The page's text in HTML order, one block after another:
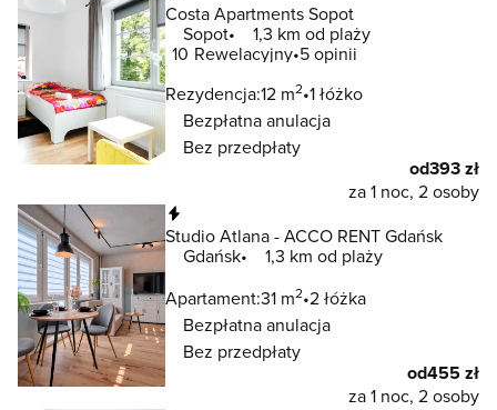
Costa Apartments Sopot
Sopot
1,3 km od plaży
10 Rewelacyjny 5 opinii
Rezydencja:12 m2 1 łóżko
Bezpłatna anulacja
Bez przedpłaty
od393 zł
za 1 noc, 2 osoby
Studio Atlana - ACCO RENT Gdańsk
Gdańsk
1,3 km od plaży
Apartament:31 m2 2 łóżka
Bezpłatna anulacja
Bez przedpłaty
od455 zł
za 1 noc, 2 osoby